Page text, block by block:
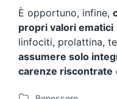
È opportuno, infine,
propri valori ematici
linfociti, prolattina,
assumere solo
carenze riscontrate